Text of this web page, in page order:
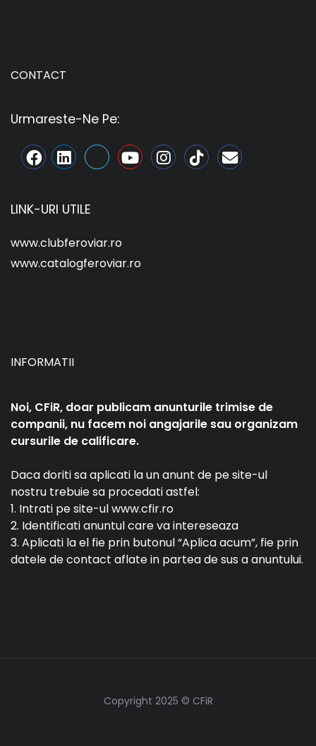
CONTACT
Urmareste-Ne Pe:
LINK-URI UTILE
www.clubferoviar.ro
www.catalogferoviar.ro
INFORMATII
Noi, CFiR, doar publicam anunturile trimise de
companii, nu facem noi angajarile sau organizam
cursurile de calificare.
Daca doriti sa aplicati la un anunt de pe site-ul
nostru trebuie sa procedati astfel:
1. Intrati pe site-ul www.cfir.ro
2. Identificati anuntul care va intereseaza
3. Aplicati la el fie prin butonul “Aplica acum”, fie prin
datele de contact aflate in partea de sus a anuntului.
Copyright 2025 © CFiR